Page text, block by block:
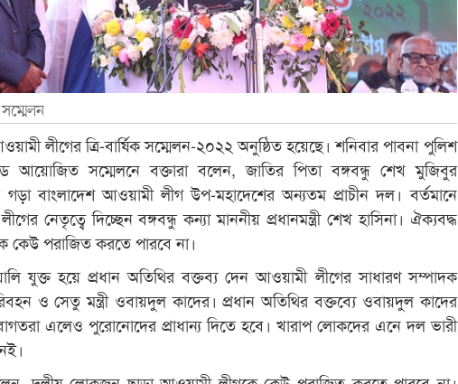
সম্মেলন
লীগের ত্রি-বার্ষিক সম্মেলন-২০২২ অনুষ্ঠিত হয়েছে। শনিবার পাবনা পুলিশ
আয়োজিত সম্মেলনে বক্তারা বলেন, জাতির পিতা বঙ্গবন্ধু শেখ মুজিবুর
গড়া বাংলাদেশ আওয়ামী লীগ উপ-মহাদেশের অন্যতম প্রাচীন দল। বর্তমানে
নেতৃত্বে দিচ্ছেন বঙ্গবন্ধু কন্যা মাননীয় প্রধানমন্ত্রী শেখ হাসিনা। ঐক্যবদ্ধ
কেউ পরাজিত করতে পারবে না।
যুক্ত হয়ে প্রধান অতিথির বক্তব্য দেন আওয়ামী লীগের সাধারণ সম্পাদক
ও সেতু মন্ত্রী ওবায়দুল কাদের। প্রধান অতিথির বক্তব্যে ওবায়দুল কাদের
এলেও পুরোনোদের প্রাধান্য দিতে হবে। খারাপ লোকদের এনে দল ভারী